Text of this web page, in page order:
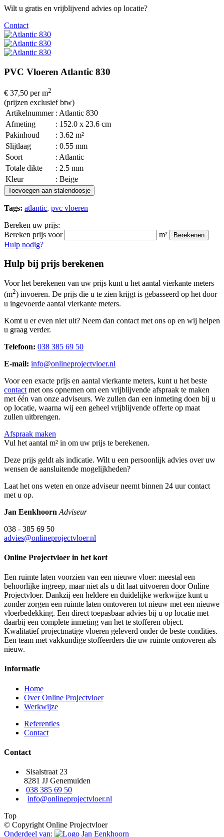
Wilt u gratis en vrijblijvend advies op locatie?
Contact
PVC Vloeren Atlantic 830
€ 37,50 per m2
(prijzen exclusief btw)
Artikelnummer : Atlantic 830
Afmeting
: 152.0 x 23.6 cm
Pakinhoud
: 3.62 m²
Slijtlaag
: 0.55 mm
Soort
: Atlantic
Totale dikte
: 2.5 mm
Kleur
: Beige
Toevoegen aan stalendoosje
Tags: atlantic, pvc vloeren
Bereken uw prijs:
Bereken prijs voor
m² Berekenen
Hulp nodig?
Hulp bij prijs berekenen
Voor het berekenen van uw prijs kunt u het aantal vierkante meters
(m2) invoeren. De prijs die u te zien krijgt is gebasseerd op het door
u ingevoerde aantal vierkante meters.
Komt u er even niet uit? Neem dan contact met ons op en wij helpen
u graag verder.
Telefoon: 038 385 69 50
E-mail: info@onlineprojectvloer.nl
Voor een exacte prijs en aantal vierkante meters, kunt u het beste
contact met ons opnemen om een vrijblijvende afspraak te maken
met één van onze adviseurs. We zullen dan een inmeting doen bij u
op locatie, waarna wij een geheel vrijblijvende offerte op maat
zullen uitbrengen.
Afspraak maken
Vul het aantal m² in om uw prijs te berekenen.
Deze prijs geldt als indicatie. Wilt u een persoonlijk advies over uw
wensen de aansluitende mogelijkheden?
Laat het ons weten en onze adviseur neemt binnen 24 uur contact
met u op.
Jan Eenkhoorn Adviseur
038 - 385 69 50
advies@onlineprojectvloer.nl
Online Projectvloer in het kort
Een ruimte laten voorzien van een nieuwe vloer: meestal een
behoorlijke ingreep, maar niet als u dit laat uitvoeren door Online
Projectvloer. Dankzij een heldere en duidelijke werkwijze kunt u
zonder zorgen een ruimte laten omtoveren tot nieuw met een nieuwe
vloerbedekking. Een direct toepasbaar advies bij u op locatie met
daarbij een complete inmeting van het te stofferen object.
Kwalitatief projectmatige vloeren geleverd onder de beste condities.
Een team met vakkundige stoffeerders die uw ruimte omtoveren als
nieuw.
Informatie
Home
Over Online Projectvloer
Werkwijze
Referenties
Contact
Contact
Sisalstraat 23
8281 JJ Genemuiden
038 385 69 50
info@onlineprojectvloer.nl
Top
© Copyright Online Projectvloer
Onderdeel van: